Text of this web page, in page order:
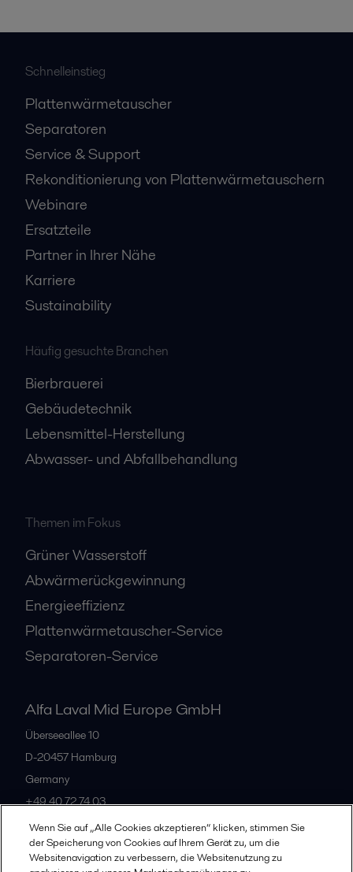
Schnelleinstieg
Plattenwärmetauscher
Separatoren
Service & Support
Rekonditionierung von Plattenwärmetauschern
Webinare
Ersatzteile
Partner in Ihrer Nähe
Karriere
Sustainability
Häufig gesuchte Branchen
Bierbrauerei
Gebäudetechnik
Lebensmittel-Herstellung
Abwasser- und Abfallbehandlung
Themen im Fokus
Grüner Wasserstoff
Abwärmerückgewinnung
Energieeffizienz
Plattenwärmetauscher-Service
Separatoren-Service
Alfa Laval Mid Europe GmbH
Überseeallee 10
D-20457 Hamburg
Germany
+49 40 72 74 03
Alle Büros
Wenn Sie auf „Alle Cookies akzeptieren“ klicken, stimmen Sie
der Speicherung von Cookies auf Ihrem Gerät zu, um die
Websitenavigation zu verbessern, die Websitenutzung zu